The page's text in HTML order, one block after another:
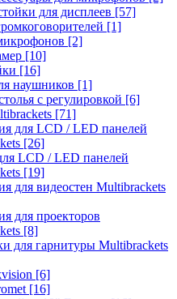
для дисплеев [57]
[1]
[2]
[10]
[16]
наушников [1]
с регулировкой [6]
[71]
для LCD / LED панелей
[26]
LCD / LED панелей
[19]
для видеостен Multibrackets
для проекторов
[8]
для гарнитуры Multibrackets
[6]
[16]